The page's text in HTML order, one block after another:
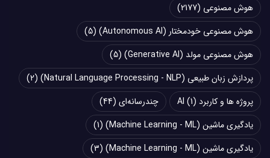
هوش مصنوعی (2177)
هوش مصنوعی خودمختار (Autonomous AI)
(5)
هوش مصنوعی مولد (Generative AI)
(5)
پردازش زبان طبیعی (Natural Language Processing - NLP)
(2)
پروژه ها و کاربرد AI (1) چند‌‌رسانه‌ای (44)
یادگیری ماشین (Machine Learning - ML)
(1)
یادگیری ماشین (Machine Learning - ML)
(3)